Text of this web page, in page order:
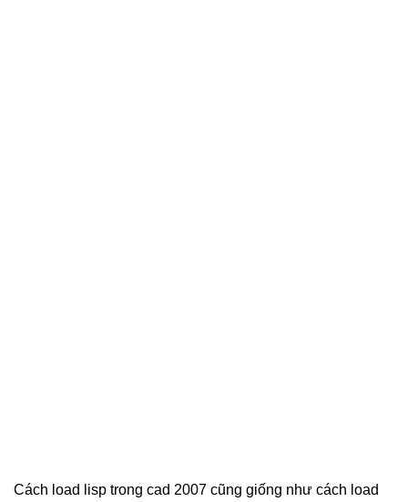
Cách load lisp trong cad 2007 cũng giống như cách load